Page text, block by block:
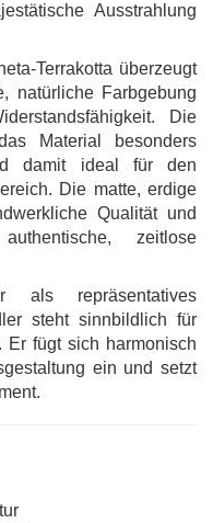
Ausstrahlung
Terrakotta überzeugt
natürliche Farbgebung
Die
Material besonders
damit ideal für den
Die matte, erdige
Qualität und
zeitlose
als repräsentatives
steht sinnbildlich für
Er fügt sich harmonisch
ein und setzt